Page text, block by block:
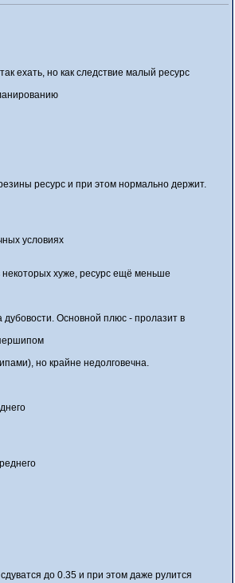
ехать, но как следствие малый ресурс
ресурс и при этом нормально держит.
условиях
некоторых хуже, ресурс ещё меньше
Основной плюс - пролазит в
но крайне недолговечна.
до 0.35 и при этом даже рулится